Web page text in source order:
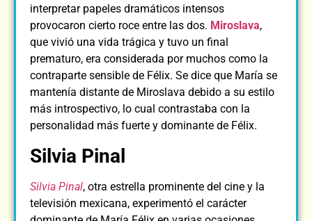
interpretar papeles dramáticos intensos
provocaron cierto roce entre las dos. Miroslava,
que vivió una vida trágica y tuvo un final
prematuro, era considerada por muchos como la
contraparte sensible de Félix. Se dice que María se
mantenía distante de Miroslava debido a su estilo
más introspectivo, lo cual contrastaba con la
personalidad más fuerte y dominante de Félix.
Silvia Pinal
Silvia Pinal, otra estrella prominente del cine y la
televisión mexicana, experimentó el carácter